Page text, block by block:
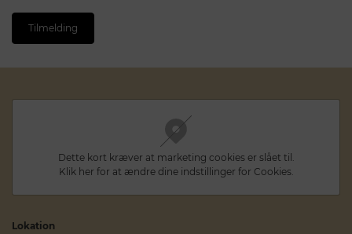
Tilmelding
Dette kort kræver at marketing cookies er slået til.
Klik her for at ændre dine indstillinger for Cookies.
Lokation